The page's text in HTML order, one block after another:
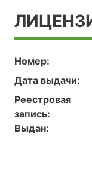
Номер:
Дата выдачи:
Реестровая
запись:
Выдан: